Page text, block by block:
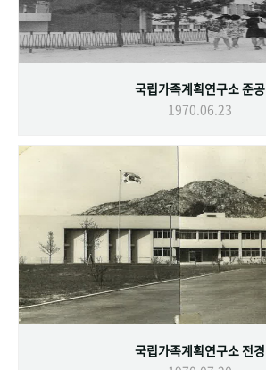
국립가족계획연구소 준공
1970.06.23
국립가족계획연구소 전경